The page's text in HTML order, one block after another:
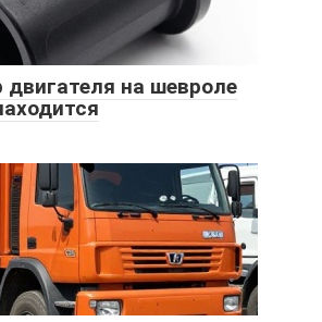
двигателя на шевроле